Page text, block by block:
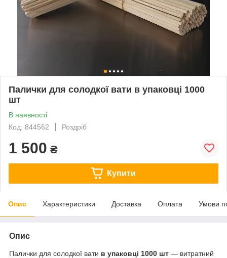
Палички для солодкої вати в упаковці 1000
шт
В наявності
Код: 844562
Роздріб
1 500 ₴
Купити
Опис Характеристики Доставка Оплата Умови
Опис
Палички для солодкої вати в упаковці 1000 шт — витратний